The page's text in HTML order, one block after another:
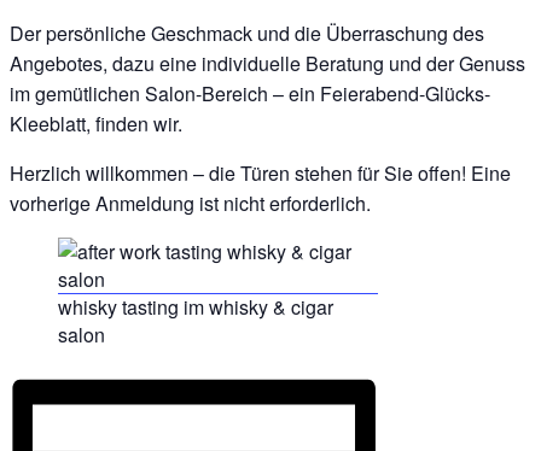
Der persönliche Geschmack und die Überraschung des
Angebotes, dazu eine individuelle Beratung und der Genuss
im gemütlichen Salon-Bereich – ein Feierabend-Glücks-
Kleeblatt, finden wir.
Herzlich willkommen – die Türen stehen für Sie offen! Eine
vorherige Anmeldung ist nicht erforderlich.
whisky tasting im whisky & cigar
salon